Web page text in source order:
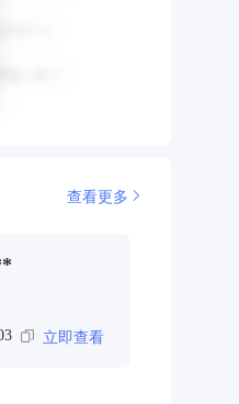
查看更多
立即查看